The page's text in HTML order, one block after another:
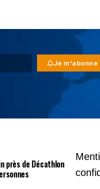
Je m'abonne
près de Décathlon